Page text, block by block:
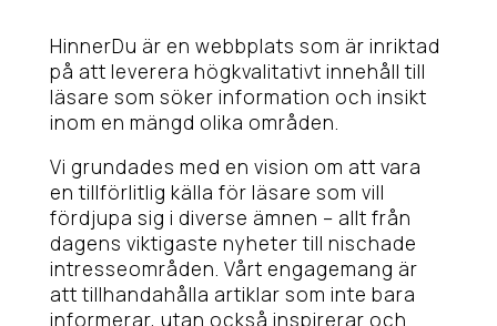
HinnerDu är en webbplats som är inriktad
på att leverera högkvalitativt innehåll till
läsare som söker information och insikt
inom en mängd olika områden.
Vi grundades med en vision om att vara
en tillförlitlig källa för läsare som vill
fördjupa sig i diverse ämnen – allt från
dagens viktigaste nyheter till nischade
intresseområden. Vårt engagemang är
att tillhandahålla artiklar som inte bara
informerar, utan också inspirerar och